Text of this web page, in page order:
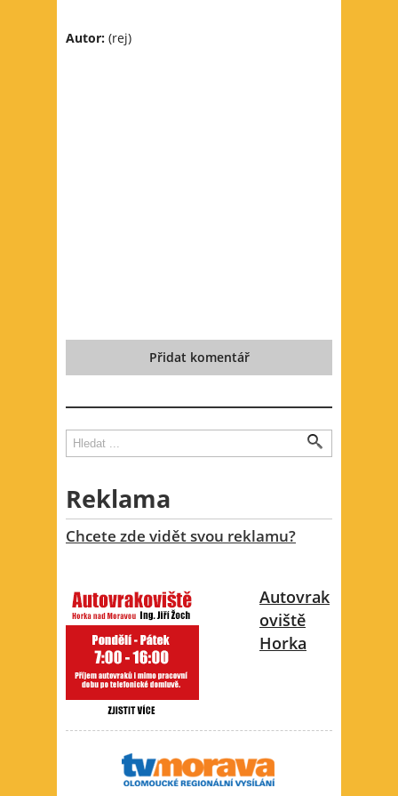
Autor: (rej)
Přidat komentář
Vyhledávání
Hledat
Reklama
Chcete zde vidět svou reklamu?
Autovrak
oviště
Horka